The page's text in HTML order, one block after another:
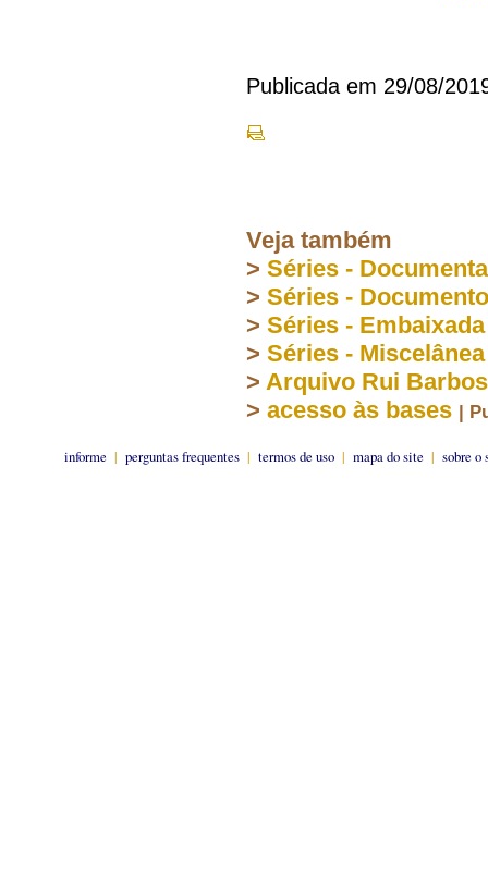
Publicada em 29/08/
Veja também
> Séries -
> Séries -
> Séries -
> Séries - Miscelânea
> Arquivo Rui
> acesso às bases |
informe | perguntas frequentes | termos de uso | mapa do site | sobre o